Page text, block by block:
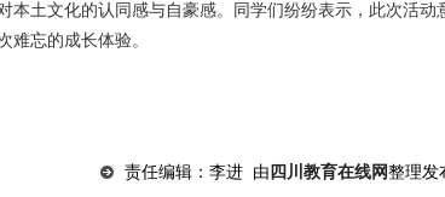
本土文化的认同感与自豪感。同学们纷纷表示，此次活动
难忘的成长体验。
责任编辑：李进 由 四川教育在线网整理发